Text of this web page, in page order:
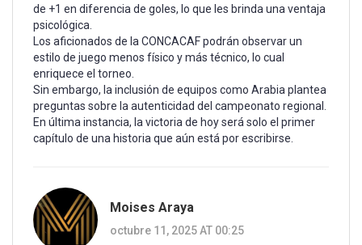
de +1 en diferencia de goles, lo que les brinda una ventaja
psicológica.
Los aficionados de la CONCACAF podrán observar un
estilo de juego menos físico y más técnico, lo cual
enriquece el torneo.
Sin embargo, la inclusión de equipos como Arabia plantea
preguntas sobre la autenticidad del campeonato regional.
En última instancia, la victoria de hoy será solo el primer
capítulo de una historia que aún está por escribirse.
Moises Araya
octubre 11, 2025 AT 00:25